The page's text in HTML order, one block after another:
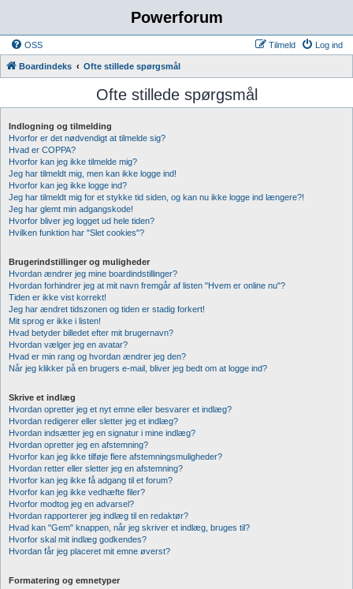
Powerforum
OSS Log ind
Tilmeld
Boardindeks Ofte stillede spørgsmål
Ofte stillede spørgsmål
Indlogning og tilmelding
Hvorfor er det nødvendigt at tilmelde sig?
Hvad er COPPA?
Hvorfor kan jeg ikke tilmelde mig?
Jeg har tilmeldt mig, men kan ikke logge ind!
Hvorfor kan jeg ikke logge ind?
Jeg har tilmeldt mig for et stykke tid siden, og kan nu ikke logge ind længere?!
Jeg har glemt min adgangskode!
Hvorfor bliver jeg logget ud hele tiden?
Hvilken funktion har "Slet cookies"?
Brugerindstillinger og muligheder
Hvordan ændrer jeg mine boardindstillinger?
Hvordan forhindrer jeg at mit navn fremgår af listen "Hvem er online nu"?
Tiden er ikke vist korrekt!
Jeg har ændret tidszonen og tiden er stadig forkert!
Mit sprog er ikke i listen!
Hvad betyder billedet efter mit brugernavn?
Hvordan vælger jeg en avatar?
Hvad er min rang og hvordan ændrer jeg den?
Når jeg klikker på en brugers e-mail, bliver jeg bedt om at logge ind?
Skrive et indlæg
Hvordan opretter jeg et nyt emne eller besvarer et indlæg?
Hvordan redigerer eller sletter jeg et indlæg?
Hvordan indsætter jeg en signatur i mine indlæg?
Hvordan opretter jeg en afstemning?
Hvorfor kan jeg ikke tilføje flere afstemningsmuligheder?
Hvordan retter eller sletter jeg en afstemning?
Hvorfor kan jeg ikke få adgang til et forum?
Hvorfor kan jeg ikke vedhæfte filer?
Hvorfor modtog jeg en advarsel?
Hvordan rapporterer jeg indlæg til en redaktør?
Hvad kan "Gem" knappen, når jeg skriver et indlæg, bruges til?
Hvorfor skal mit indlæg godkendes?
Hvordan får jeg placeret mit emne øverst?
Formatering og emnetyper